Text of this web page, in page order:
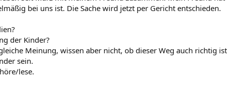
bei uns ist. Die Sache wird jetzt per Gericht entschieden.
der Kinder?
Meinung, wissen aber nicht, ob dieser Weg auch richtig
sein.
lese.